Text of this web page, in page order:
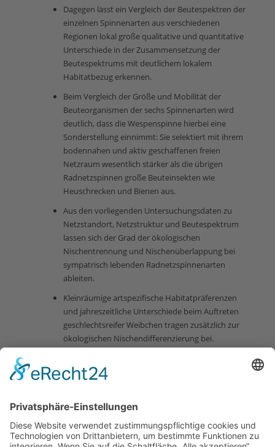
Dagegen lässt ein Vergleich der Beutespektren der
einzelnen Spinnenarten aus verschiedenen
Regionen lokal große qualitative und quantitative
Unterschiede in der Zusammensetzung der
Beutespektrums mit deutlichem lokalem
Habitatbezug erkennen.
Beim Vergleich der Größe und Mobilität der
Beuteorganismen der sechs Spinnenarten wird
deutlich, dass die Wespenspinne hierbei eine
Sonderstellung einnimmt: Sie selektiert mit ihrem
bodennahen und aktiv geschaffenen freien
Netzraum wesentlich stärker als die übrigen
Radnetzspinnen große Beuteinsekten wie
Heuschrecken und Bienen aus.
Aus den vorliegenden Untersuchungsdaten zu
Netzstandort, Netzstruktur und Beutespektrum
lassen sich der Grad der ökologischen
Nischentrennung und Nischenüberlappung bei
sympatrisch lebenden Radnetzspinnenarten
ableiten.
Kleinräumige artspezifische Habitatpräferenzen
und jahreszeitliche Unterschiede beim Auftreten
geschlechtsreifer Weibchen tragen zusätzlich zur
ökologischen Nischendifferenzierung bei.